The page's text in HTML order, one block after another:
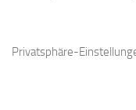
Privatsphäre-